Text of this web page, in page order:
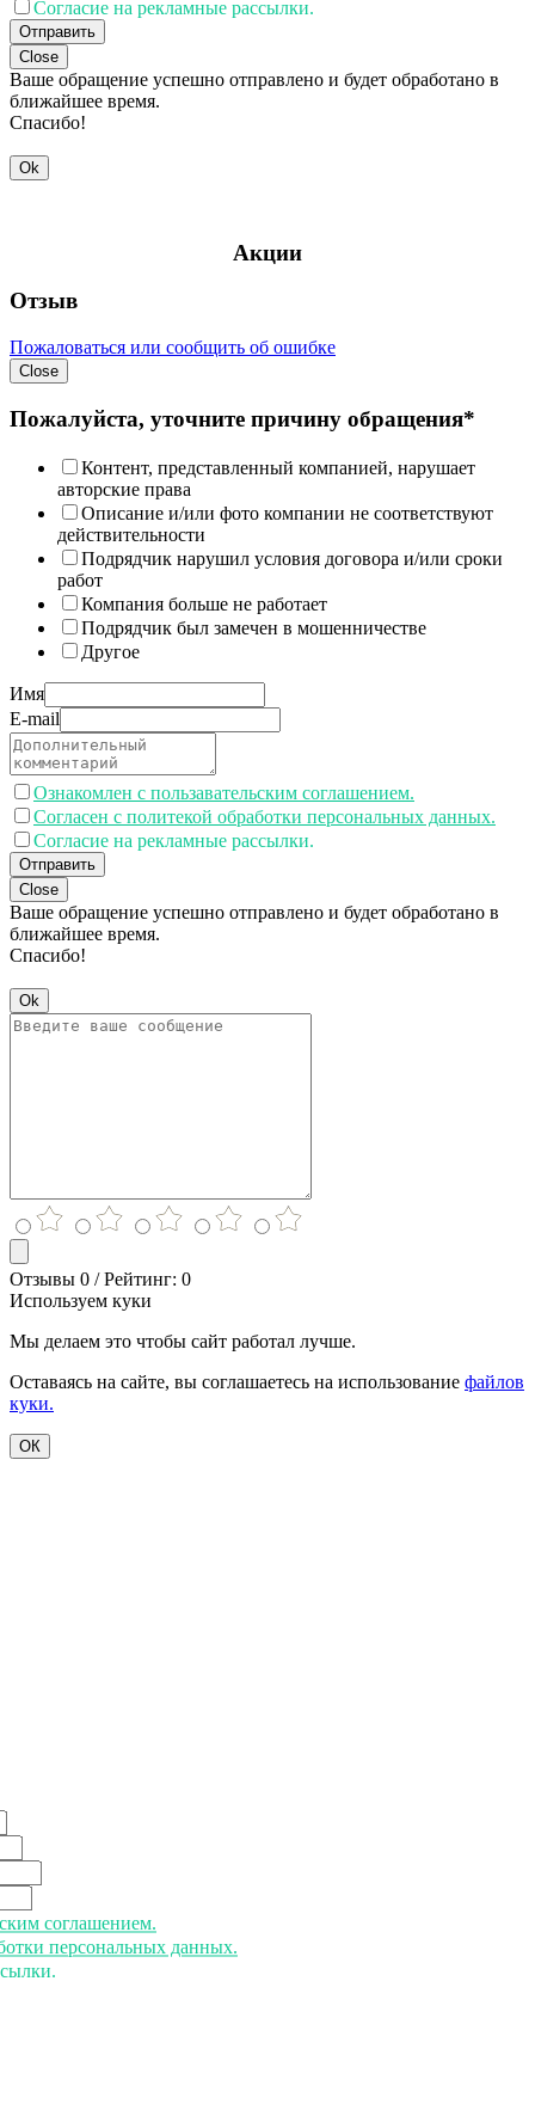
Согласие на рекламные рассылки.
Отправить
Close
Ваше обращение успешно отправлено и будет обработано в
ближайшее время.
Спасибо!
Ok
Акции
Отзыв
Пожаловаться или сообщить об ошибке
Close
Пожалуйста, уточните причину обращения*
Контент, представленный компанией, нарушает
авторские права
Описание и/или фото компании не соответствуют
действительности
Подрядчик нарушил условия договора и/или сроки
работ
Компания больше не работает
Подрядчик был замечен в мошенничестве
Другое
Имя
E-mail
Ознакомлен с пользавательским соглашением.
Согласен с политекой обработки персональных данных.
Согласие на рекламные рассылки.
Отправить
Close
Ваше обращение успешно отправлено и будет обработано в
ближайшее время.
Спасибо!
Ok
Отзывы 0 / Рейтинг: 0
Используем куки
Мы делаем это чтобы сайт работал лучше.
Оставаясь на сайте, вы соглашаетесь на использование файлов
куки.
ОК
соглашением.
персональных данных.